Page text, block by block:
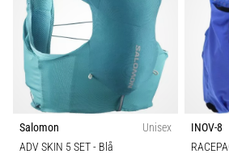
och
efter
löpning
Knäsmärta
drabbar
alla
Kategori
Hållbarhet
Säsong
Salomon
Unisex
ADV SKIN 5 SET- Blå
INOV-8